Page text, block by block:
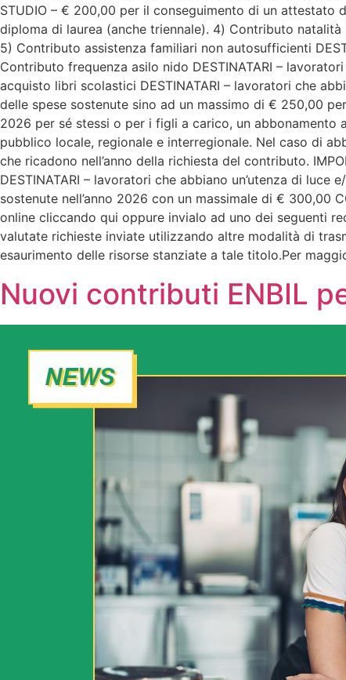
STUDIO – € 200,00 per il conseguimento di un
diploma di laurea (anche triennale). 4) Contributo natalità
5) Contributo assistenza familiari non autosufficienti
Contributo frequenza asilo nido DESTINATARI –
acquisto libri scolastici DESTINATARI – lavoratori che
delle spese sostenute sino ad un massimo di € 250,00
2026 per sé stessi o per i figli a carico, un abbonamento
pubblico locale, regionale e interregionale. Nel caso di
che ricadono nell’anno della richiesta del contributo.
DESTINATARI – lavoratori che abbiano un’utenza di
sostenute nell’anno 2026 con un massimale di € 300,00
online cliccando qui oppure invialo ad uno dei seguenti
valutate richieste inviate utilizzando altre modalità di
esaurimento delle risorse stanziate a tale titolo.Per
Nuovi contributi ENBIL